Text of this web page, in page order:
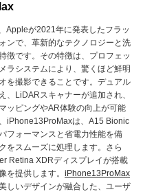
Appleが2021年に発表したフラッ
ンで、革新的なテクノロジーと洗
徴です。その特徴は、プロフェッ
ラシステムにより、驚くほど鮮明
を撮影できることです。デュアル
、LiDARスキャナーが追加され、
ッピングやAR体験の向上が可能
iPhone13ProMaxは、A15 Bionic
フォーマンスと省電力性能を備
をスムーズに処理します。さら
Retina XDRディスプレイが搭載
を提供します。 iPhone13ProMax
しいデザインが融合した、ユーザ